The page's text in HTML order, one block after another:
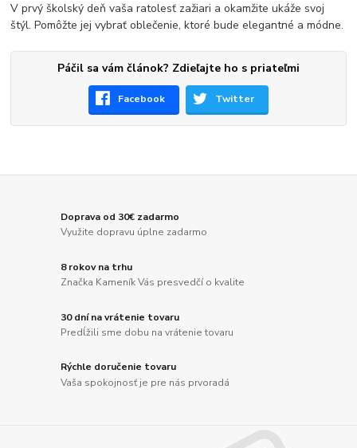
V prvý školský deň vaša ratolesť zažiari a okamžite ukáže svoj
štýl. Pomôžte jej vybrať oblečenie, ktoré bude elegantné a módne.
Páčil sa vám článok? Zdieľajte ho s priateľmi
Facebook Twitter
Doprava od 30€ zadarmo
Využite dopravu úplne zadarmo
8 rokov na trhu
Značka Kameník Vás presvedčí o kvalite
30 dní na vrátenie tovaru
Predĺžili sme dobu na vrátenie tovaru
Rýchle doručenie tovaru
Vaša spokojnosť je pre nás prvoradá